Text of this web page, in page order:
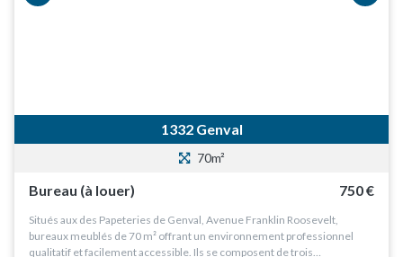
1332 Genval
70m²
Bureau (à louer) 750 €
Situés aux des Papeteries de Genval, Avenue Franklin Roosevelt,
bureaux meublés de 70 m² offrant un environnement professionnel
qualitatif et facilement accessible. Ils se composent de trois…